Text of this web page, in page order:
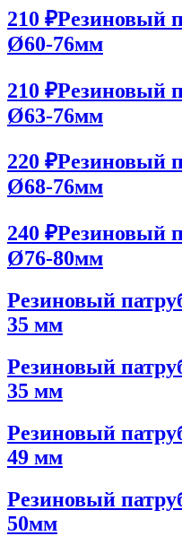
210 ₽Резиновый
Ø60-76мм
210 ₽Резиновый
Ø63-76мм
220 ₽Резиновый
Ø68-76мм
240 ₽Резиновый
Ø76-80мм
Резиновый
35 мм
Резиновый
35 мм
Резиновый
49 мм
Резиновый
50мм